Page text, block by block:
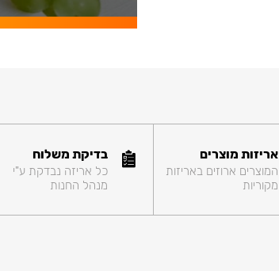
אריזות מוצרים
המוצרים ארוזים באריזות
מקוריות
בדיקת משלוח
כל אריזה נבדקת ע"י
מנהל החנות